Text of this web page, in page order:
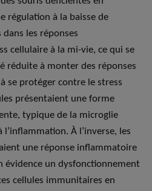
régulation à la baisse de
les réponses
cellulaire à la mi-vie, ce qui se
réduite à monter des réponses
se protéger contre le stress
présentaient une forme
typique de la microglie
l’inflammation. À l’inverse, les
une réponse inflammatoire
évidence un dysfonctionnement
cellules immunitaires en